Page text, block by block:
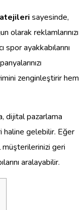
sayesinde,
olarak reklamlarınızı
ayakkabılarını
zenginleştirir hem
dijital pazarlama
haline gelebilir. Eğer
geri
aralayabilir.